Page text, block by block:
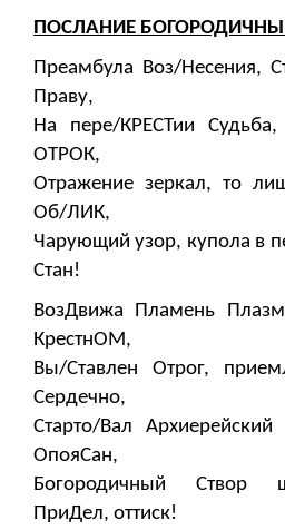
ПОСЛАНИЕ
Преамбула Воз/Несения,
Праву,
На пере/КРЕСТии Судьба,
ОТРОК,
Отражение зеркал, то
Об/ЛИК,
Чарующий узор, купола в
Стан!
ВозДвижа Пламень
КрестнОМ,
Вы/Ставлен Отрог,
Сердечно,
Старто/Вал
ОпояСан,
Богородичный Створ
ПриДел, оттиск!